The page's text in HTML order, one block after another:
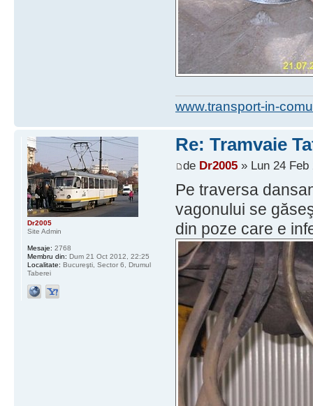
www.transport-in-
Re: Tramvaie
de Dr2005» Lun 24 Feb
Pe traversa
vagonului se
din poze care e
Dr2005
Site Admin
Mesaje: 2768
Membru din: Dum 21 Oct 2012, 22:25
Localitate: Bucureşti, Sector 6, Drumul
Taberei